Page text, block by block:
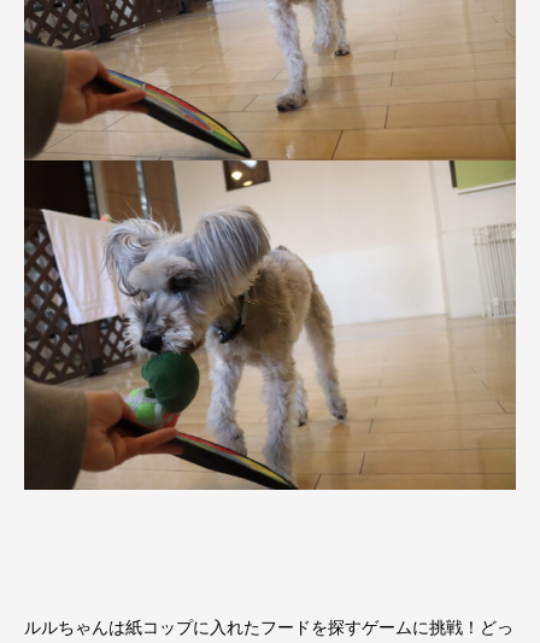
ルルちゃんは紙コップに入れたフードを探すゲームに挑戦！どっ